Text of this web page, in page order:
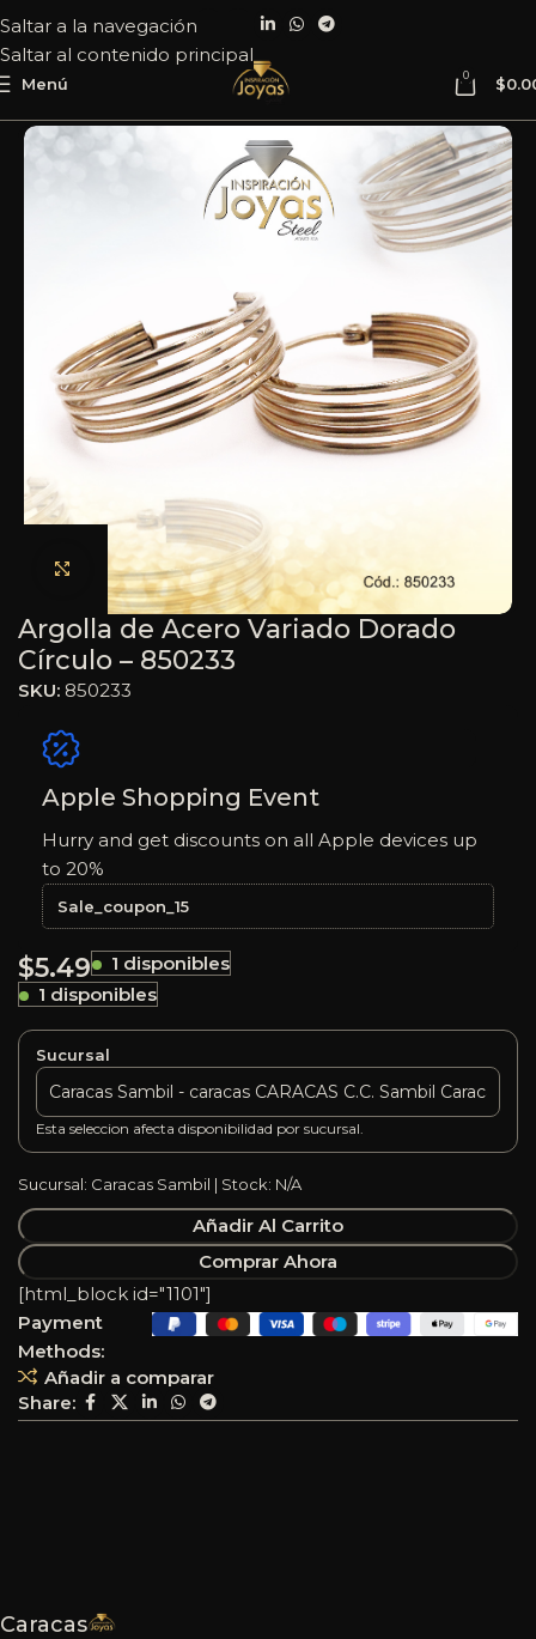
Saltar a la navegación
Saltar al contenido principal
Menú 0 $
Haga clic para ampliar
Argolla de Acero Variado Dorado
Círculo – 850233
SKU: 850233
Apple Shopping Event
Hurry and get discounts on all Apple devices up
to 20%
Sale_coupon_15
$5.49
1 disponibles
1 disponibles
Sucursal
Esta seleccion afecta disponibilidad por sucursal.
Sucursal: Caracas Sambil | Stock: N/A
Añadir Al Carrito
Comprar Ahora
Añadir a comparar
Share:
[html_block id="1101"]
Payment
Methods:
Caracas